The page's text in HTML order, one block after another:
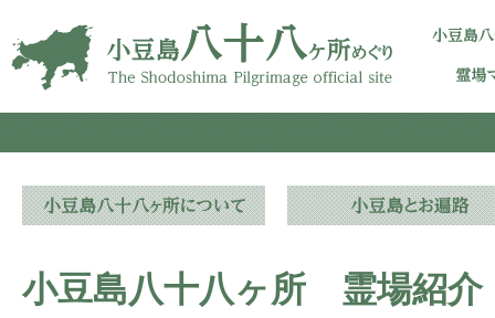
小豆島八十八ヶ所 霊場紹介